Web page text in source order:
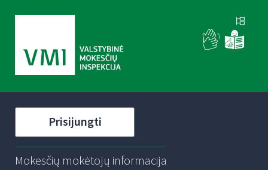
Prisijungti
Mokesčių mokėtojų informacija